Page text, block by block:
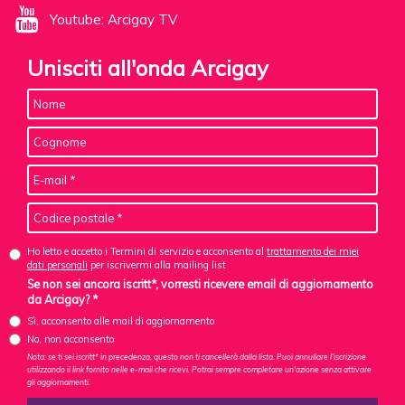
Youtube: Arcigay TV
Unisciti all'onda Arcigay
Ho letto e accetto i Termini di servizio e acconsento al trattamento dei miei
dati personali per iscrivermi alla mailing list
Se non sei ancora iscritt*, vorresti ricevere email di aggiornamento
da Arcigay? *
Sì, acconsento alle mail di aggiornamento
No, non acconsento
Nota: se ti sei iscritt* in precedenza, questo non ti cancellerà dalla lista. Puoi annullare l'iscrizione
utilizzando il link fornito nelle e-mail che ricevi. Potrai sempre completare un'azione senza attivare
gli aggiornamenti.